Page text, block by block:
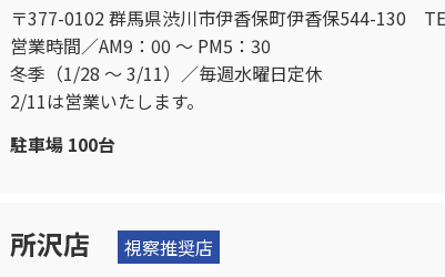
〒377-0102 群馬県渋川市伊香保町伊香保544-130
営業時間／AM9：00 〜 PM5：30
冬季（1/28 〜 3/11）／毎週水曜日定休
2/11は営業いたします。
駐車場 100台
所沢店
視察推奨店